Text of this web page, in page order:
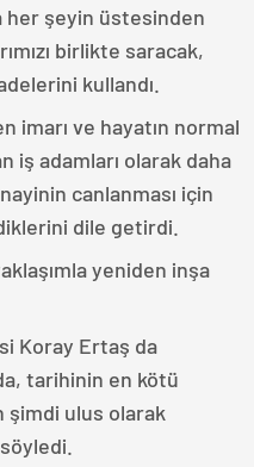
her şeyin üstesinden
birlikte saracak,
kullandı.
imarı ve hayatın normal
iş adamları olarak daha
canlanması için
dile getirdi.
yeniden inşa
Koray Ertaş da
tarihinin en kötü
şimdi ulus olarak